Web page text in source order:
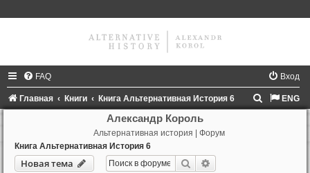
FAQ Вход
Главная Книги Книга Альтернативная История 6 ENG
Александр Король
Альтернативная история | Форум
Книга Альтернативная История 6
Новая тема Поиск